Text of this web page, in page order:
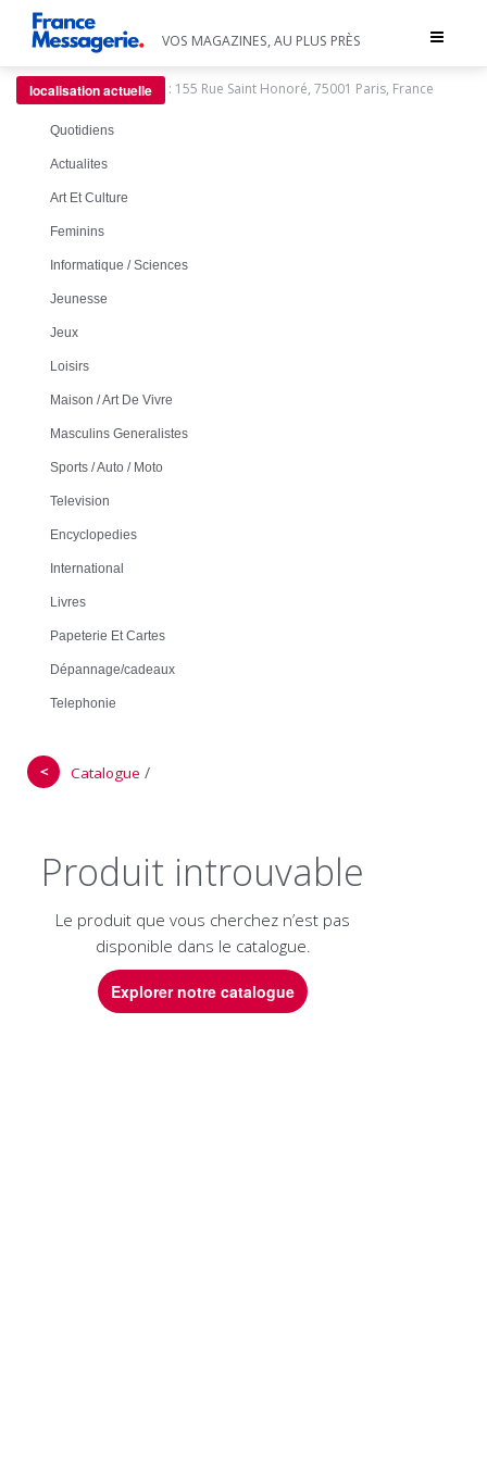
Toggle
VOS MAGAZINES, AU PLUS PRÈS
localisation actuelle : 155 Rue Saint Honoré, 75001 Paris, France
Quotidiens
Actualites
Art Et Culture
Feminins
Informatique / Sciences
Jeunesse
Jeux
Loisirs
Maison / Art De Vivre
Masculins Generalistes
Sports / Auto / Moto
Television
Encyclopedies
International
Livres
Papeterie Et Cartes
Dépannage/cadeaux
Telephonie
＜ Catalogue /
Produit introuvable
Le produit que vous cherchez n’est pas
disponible dans le catalogue.
Explorer notre catalogue